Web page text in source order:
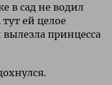
в сад не водил
ей целое
принцесса